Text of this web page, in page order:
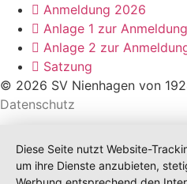
Anmeldung 2026
Anlage 1 zur Anmeldung
Anlage 2 zur
Satzung
© 2026 SV Nienhagen von
Datenschutz
Diese Seite nutzt Website-
um ihre Dienste anzubieten,